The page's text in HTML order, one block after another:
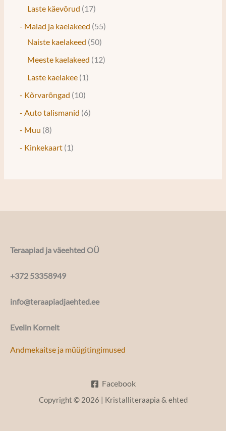
Laste käevõrud
17
- Malad ja kaelakeed 55
Naiste kaelakeed 50
Meeste kaelakeed
12
Laste kaelakee 1
- Kõrvarõngad
10
- Auto talismanid 6
- Muu 8
- Kinkekaart 1
Teraapiad ja väeehted OÜ
+372 53358949
info@teraapiadjaehted.ee
Evelin Kornelt
Andmekaitse ja müügitingimused
Facebook
Copyright © 2026 | Kristalliteraapia & ehted